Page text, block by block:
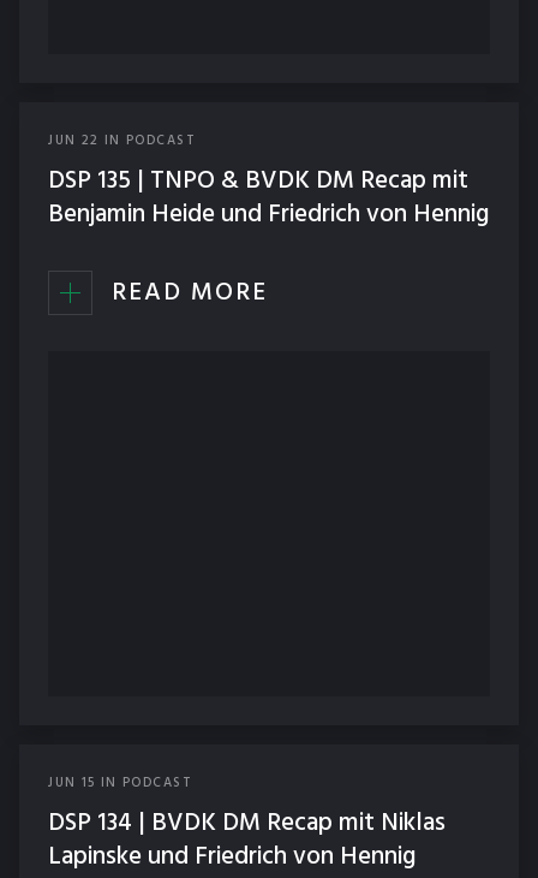
JUN 22 IN PODCAST
DSP 135 | TNPO & BVDK DM Recap mit
Benjamin Heide und Friedrich von Hennig
READ MORE
JUN 15 IN PODCAST
DSP 134 | BVDK DM Recap mit Niklas
Lapinske und Friedrich von Hennig